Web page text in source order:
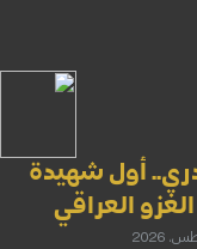
أول شهيدة
العراقي